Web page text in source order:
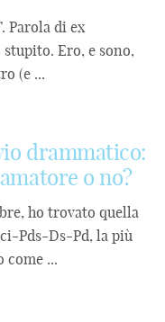
Parola di ex
Ero, e sono,
(e ...
drammatico:
o no?
ho trovato quella
Pds-Ds-Pd, la più
come ...